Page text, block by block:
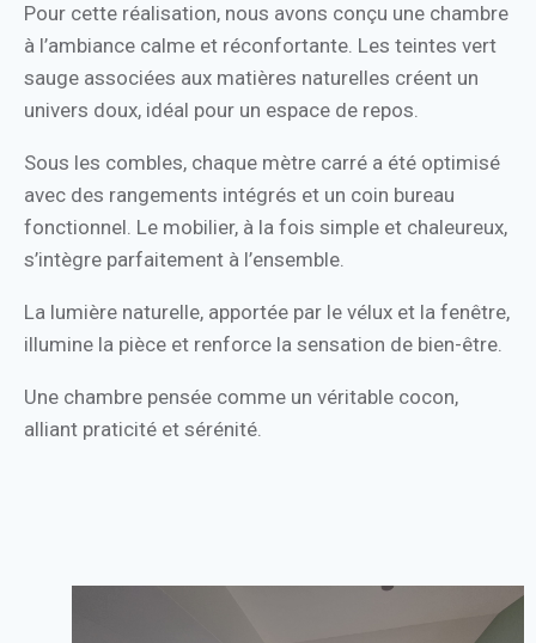
Pour cette réalisation, nous avons conçu une chambre
à l’ambiance calme et réconfortante. Les teintes vert
sauge associées aux matières naturelles créent un
univers doux, idéal pour un espace de repos.
Sous les combles, chaque mètre carré a été optimisé
avec des rangements intégrés et un coin bureau
fonctionnel. Le mobilier, à la fois simple et chaleureux,
s’intègre parfaitement à l’ensemble.
La lumière naturelle, apportée par le vélux et la fenêtre,
illumine la pièce et renforce la sensation de bien-être.
Une chambre pensée comme un véritable cocon,
alliant praticité et sérénité.